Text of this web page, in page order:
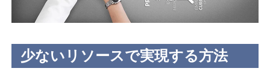
少ないリソースで実現する方法